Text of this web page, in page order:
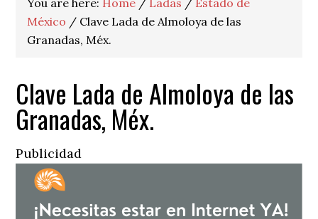
You are here: Home / Ladas / Estado de
México / Clave Lada de Almoloya de las
Granadas, Méx.
Clave Lada de Almoloya de las
Granadas, Méx.
Publicidad